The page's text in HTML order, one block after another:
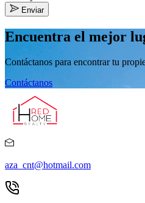
Enviar
Encuentra el mejor
Contáctanos para encontrar tu
Contáctanos
aza_cnt@hotmail.com